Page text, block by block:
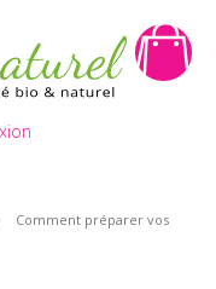
Comment préparer vos